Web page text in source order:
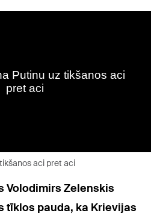
aci pret aci
Volodimirs Zelenskis
tīklos pauda, ka Krievijas